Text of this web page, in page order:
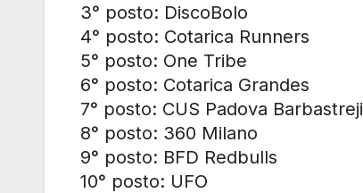
3° posto: DiscoBolo
4° posto: Cotarica Runners
5° posto: One Tribe
6° posto: Cotarica Grandes
7° posto: CUS Padova Barbastreji
8° posto: 360 Milano
9° posto: BFD Redbulls
10° posto: UFO